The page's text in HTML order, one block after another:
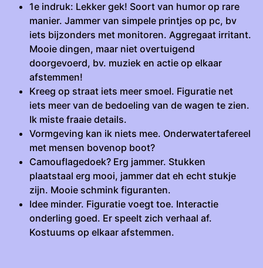
1e indruk: Lekker gek! Soort van humor op rare
manier. Jammer van simpele printjes op pc, bv
iets bijzonders met monitoren. Aggregaat irritant.
Mooie dingen, maar niet overtuigend
doorgevoerd, bv. muziek en actie op elkaar
afstemmen!
Kreeg op straat iets meer smoel. Figuratie net
iets meer van de bedoeling van de wagen te zien.
Ik miste fraaie details.
Vormgeving kan ik niets mee. Onderwatertafereel
met mensen bovenop boot?
Camouflagedoek? Erg jammer. Stukken
plaatstaal erg mooi, jammer dat eh echt stukje
zijn. Mooie schmink figuranten.
Idee minder. Figuratie voegt toe. Interactie
onderling goed. Er speelt zich verhaal af.
Kostuums op elkaar afstemmen.